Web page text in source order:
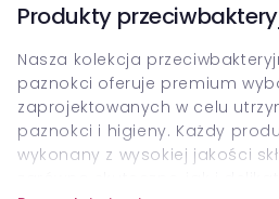
Produkty
Nasza kolekcja
paznokci oferuje premium
zaprojektowanych w celu
paznokci i higieny. Każdy
wykonany z wysokiej jakości